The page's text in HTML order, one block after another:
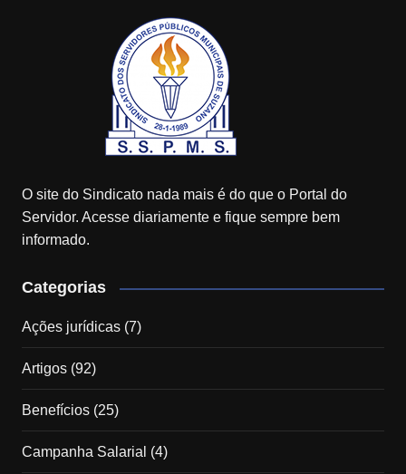
O site do Sindicato nada mais é do que o Portal do
Servidor. Acesse diariamente e fique sempre bem
informado.
Categorias
Ações jurídicas(7)
Artigos(92)
Benefícios(25)
Campanha Salarial (4)